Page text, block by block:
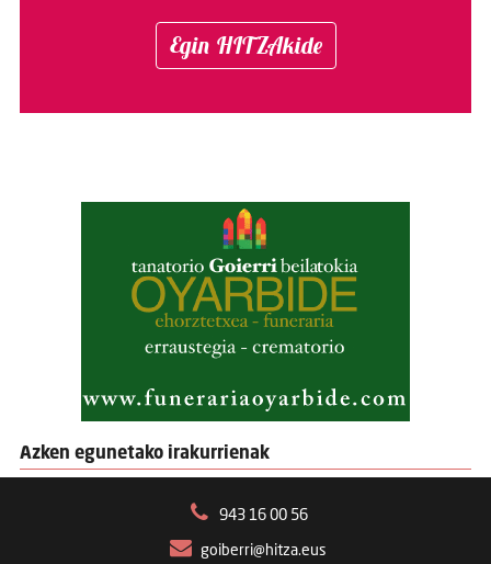
Egin HITZAkide
Azken egunetako irakurrienak
943 16 00 56
goiberri@hitza.eus